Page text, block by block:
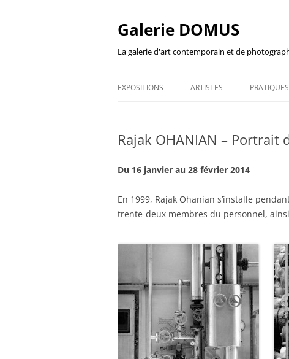
contenu
Galerie DOMUS
La galerie d'art contemporain et de
EXPOSITIONS ARTISTES
FESTIVAL
Rajak OHANIAN – Portrait
Du 16 janvier au 28 février 2014
En 1999, Rajak Ohanian s’installe
trente-deux membres du personnel,